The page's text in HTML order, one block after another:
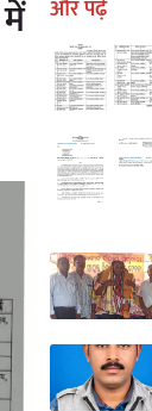
और पढ़ें